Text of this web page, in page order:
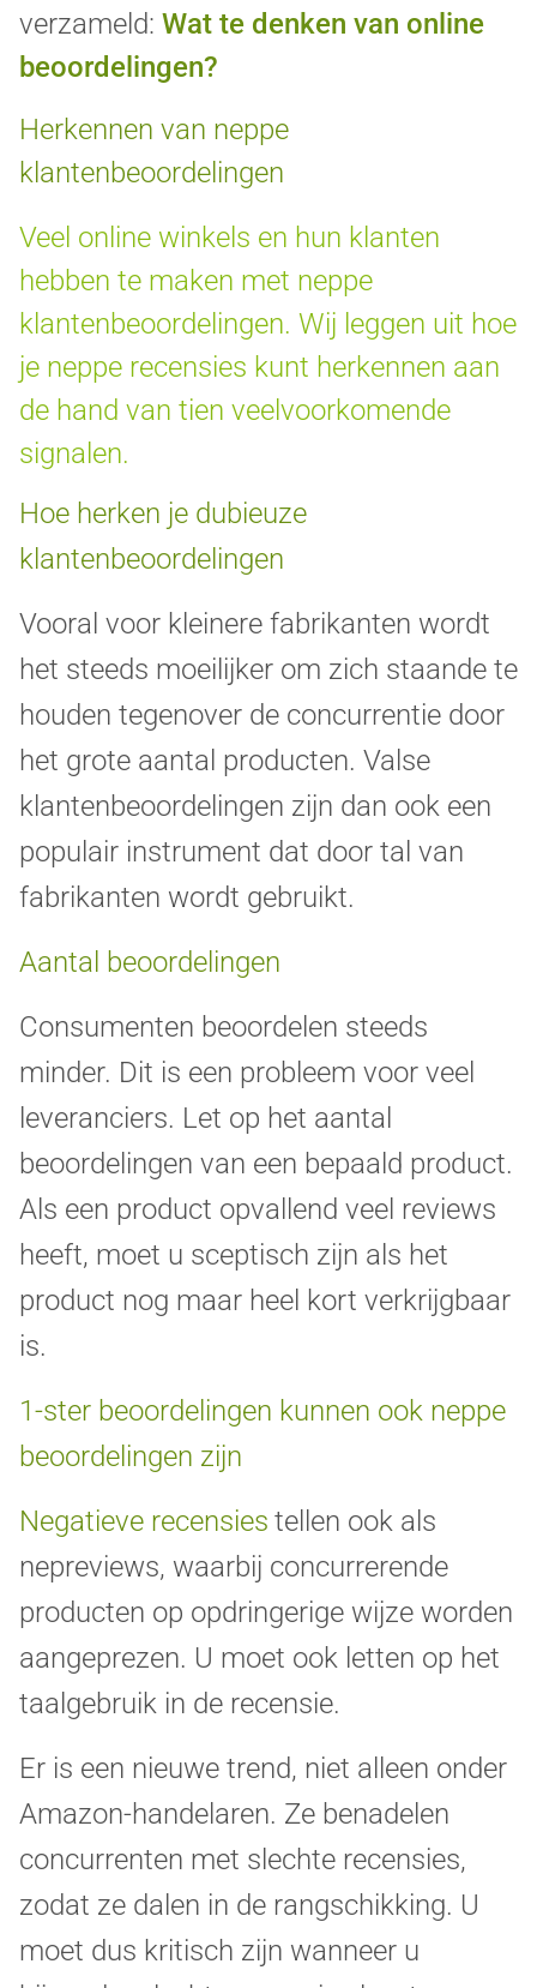
verzameld: Wat te denken van online
beoordelingen?
Herkennen van neppe
klantenbeoordelingen
Veel online winkels en hun klanten
hebben te maken met neppe
klantenbeoordelingen. Wij leggen uit hoe
je neppe recensies kunt herkennen aan
de hand van tien veelvoorkomende
signalen.
Hoe herken je dubieuze
klantenbeoordelingen
Vooral voor kleinere fabrikanten wordt
het steeds moeilijker om zich staande te
houden tegenover de concurrentie door
het grote aantal producten. Valse
klantenbeoordelingen zijn dan ook een
populair instrument dat door tal van
fabrikanten wordt gebruikt.
Aantal beoordelingen
Consumenten beoordelen steeds
minder. Dit is een probleem voor veel
leveranciers. Let op het aantal
beoordelingen van een bepaald product.
Als een product opvallend veel reviews
heeft, moet u sceptisch zijn als het
product nog maar heel kort verkrijgbaar
is.
1-ster beoordelingen kunnen ook neppe
beoordelingen zijn
Negatieve recensies tellen ook als
nepreviews, waarbij concurrerende
producten op opdringerige wijze worden
aangeprezen. U moet ook letten op het
taalgebruik in de recensie.
Er is een nieuwe trend, niet alleen onder
Amazon-handelaren. Ze benadelen
concurrenten met slechte recensies,
zodat ze dalen in de rangschikking. U
moet dus kritisch zijn wanneer u